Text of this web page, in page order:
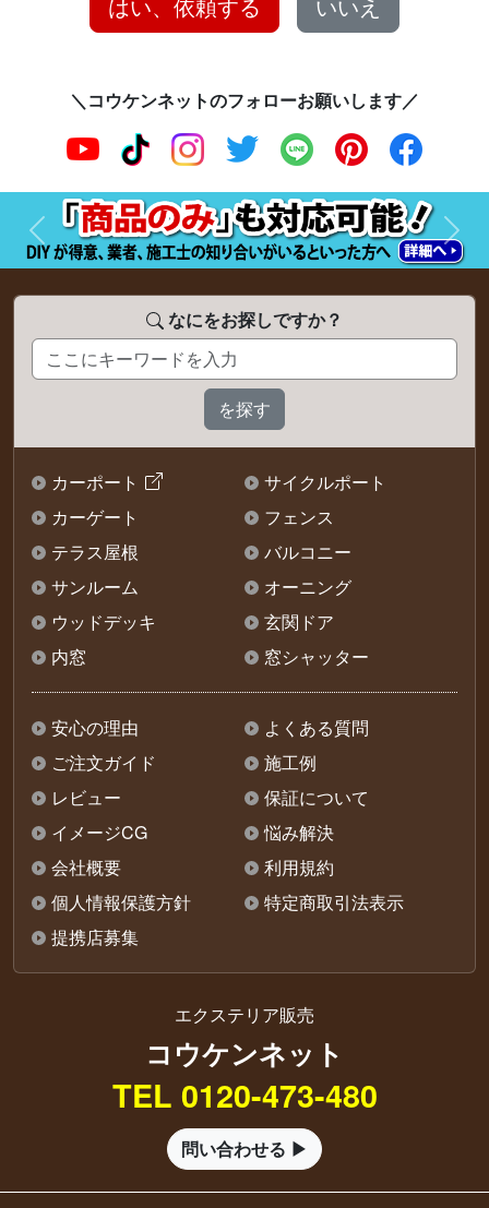
＼コウケンネットのフォローお願いします／
前へ 次へ
なにをお探しですか？
カーポート
サイクルポート
カーゲート
フェンス
テラス屋根
バルコニー
サンルーム
オーニング
ウッドデッキ
玄関ドア
内窓
窓シャッター
安心の理由
よくある質問
ご注文ガイド
施工例
レビュー
保証について
イメージCG
悩み解決
会社概要
利用規約
個人情報保護方針
特定商取引法表示
提携店募集
エクステリア販売
コウケンネット
TEL 0120-473-480
問い合わせる ▶